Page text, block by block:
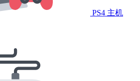
PS4 主机